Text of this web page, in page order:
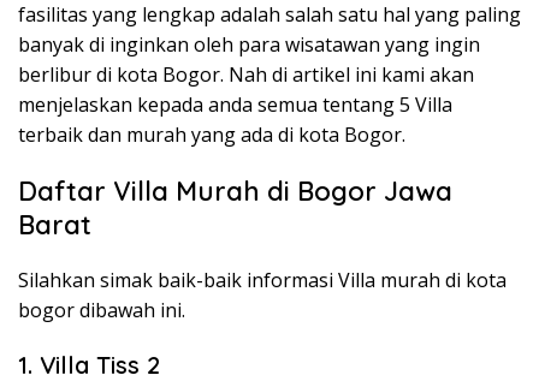
fasilitas yang lengkap adalah salah satu hal yang paling
banyak di inginkan oleh para wisatawan yang ingin
berlibur di kota Bogor. Nah di artikel ini kami akan
menjelaskan kepada anda semua tentang 5 Villa
terbaik dan murah yang ada di kota Bogor.
Daftar Villa Murah di Bogor Jawa
Barat
Silahkan simak baik-baik informasi Villa murah di kota
bogor dibawah ini.
1. Villa Tiss 2